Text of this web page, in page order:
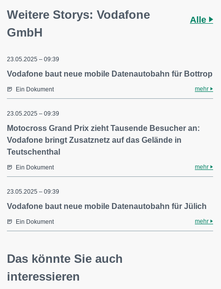
Weitere Storys: Vodafone
GmbH
Alle
23.05.2025 – 09:39
Vodafone baut neue mobile Datenautobahn für Bottrop
Ein Dokument mehr
23.05.2025 – 09:39
Motocross Grand Prix zieht Tausende Besucher an:
Vodafone bringt Zusatznetz auf das Gelände in
Teutschenthal
Ein Dokument mehr
23.05.2025 – 09:39
Vodafone baut neue mobile Datenautobahn für Jülich
Ein Dokument mehr
Das könnte Sie auch
interessieren